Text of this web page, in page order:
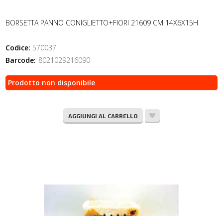
BORSETTA PANNO CONIGLIETTO+FIORI 21609 CM 14X6X15H
Codice: 570037
Barcode: 8021029216090
Prodotto non disponibile
AGGIUNGI AL CARRELLO